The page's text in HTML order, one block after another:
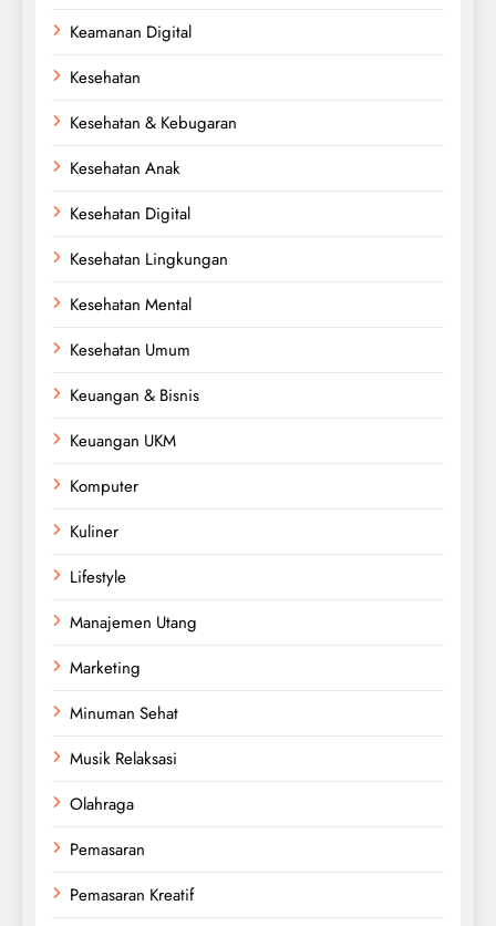
Keamanan Digital
Kesehatan
Kesehatan & Kebugaran
Kesehatan Anak
Kesehatan Digital
Kesehatan Lingkungan
Kesehatan Mental
Kesehatan Umum
Keuangan & Bisnis
Keuangan UKM
Komputer
Kuliner
Lifestyle
Manajemen Utang
Marketing
Minuman Sehat
Musik Relaksasi
Olahraga
Pemasaran
Pemasaran Kreatif